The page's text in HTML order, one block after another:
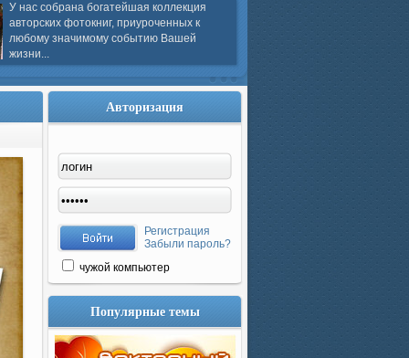
У нас собрана богатейшая коллекция
авторских фотокниг, приуроченных к
любому значимому событию Вашей
жизни...
Авторизация
Регистрация
Забыли пароль?
чужой компьютер
Популярные темы